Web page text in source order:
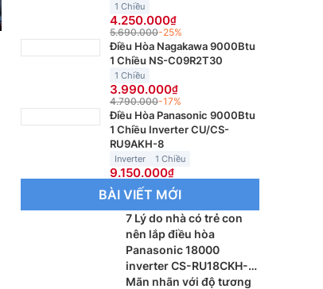
1 Chiều
4.250.000
5.690.000-25%
Điều Hòa Nagakawa 9000Btu
1 Chiều NS-C09R2T30
1 Chiều
3.990.000
4.790.000-17%
Điều Hòa Panasonic 9000Btu
1 Chiều Inverter CU/CS-
RU9AKH-8
Inverter 1 Chiều
9.150.000
BÀI VIẾT MỚI
7 Lý do nhà có trẻ con
nên lắp điều hòa
Panasonic 18000
inverter CS-RU18CKH-
8BD
Mãn nhãn với độ tương